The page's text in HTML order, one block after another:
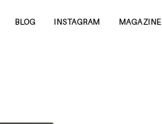
BLOG INSTAGRAM MAGAZINE